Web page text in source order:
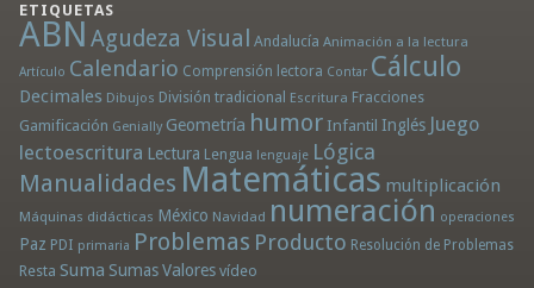
ETIQUETAS
ABN Agudeza Visual Andalucía Animación a la lectura
Artículo Calendario Comprensión lectora Contar Cálculo
Decimales Dibujos División tradicional Escritura Fracciones
Gamificación Genially Geometría humor Infantil Inglés Juego
lectoescritura Lectura Lengua lenguaje Lógica
Manualidades Matemáticas multiplicación
Máquinas didácticas México Navidad numeración operaciones
Paz PDI primaria Problemas Producto Resolución de Problemas
Resta Suma Sumas Valores vídeo